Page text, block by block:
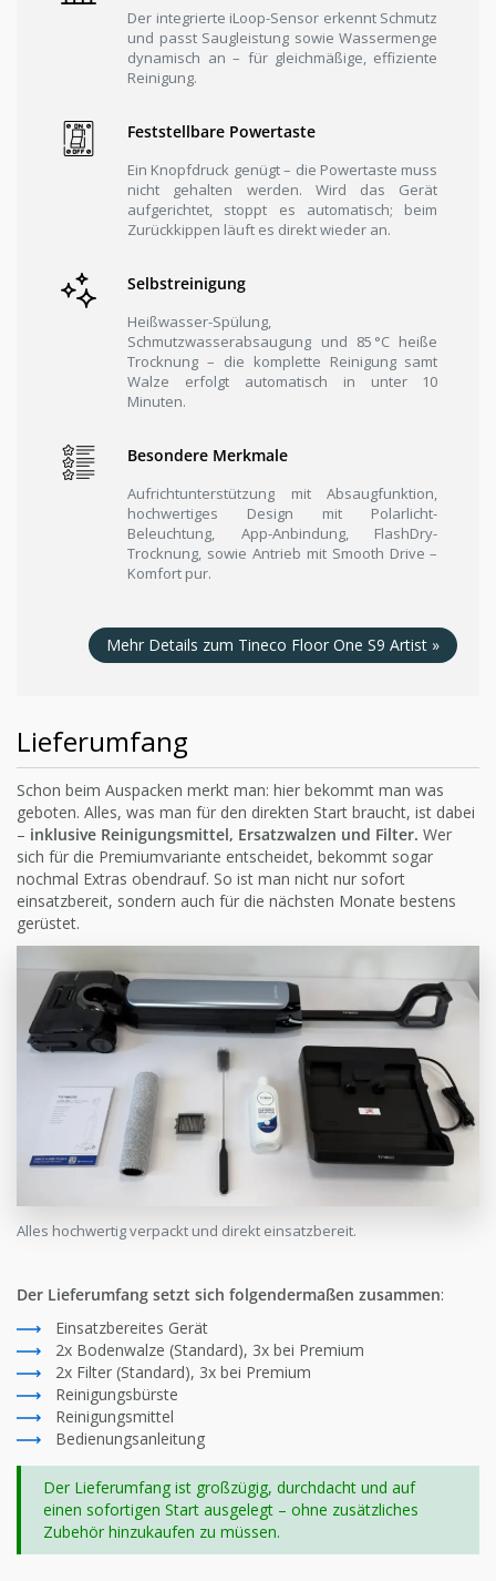
Der integrierte iLoop-Sensor erkennt Schmutz
und passt Saugleistung sowie Wassermenge
dynamisch an – für gleichmäßige, effiziente
Reinigung.
Feststellbare Powertaste
Ein Knopfdruck genügt – die Powertaste muss
nicht gehalten werden. Wird das Gerät
aufgerichtet, stoppt es automatisch; beim
Zurückkippen läuft es direkt wieder an.
Selbstreinigung
Heißwasser-Spülung,
Schmutzwasserabsaugung und 85 °C heiße
Trocknung – die komplette Reinigung samt
Walze erfolgt automatisch in unter 10
Minuten.
Besondere Merkmale
Aufrichtunterstützung mit Absaugfunktion,
hochwertiges Design mit Polarlicht-
Beleuchtung, App-Anbindung, FlashDry-
Trocknung, sowie Antrieb mit Smooth Drive –
Komfort pur.
Mehr Details zum Tineco Floor One S9 Artist »
Lieferumfang
Schon beim Auspacken merkt man: hier bekommt man was
geboten. Alles, was man für den direkten Start braucht, ist dabei
– inklusive Reinigungsmittel, Ersatzwalzen und Filter. Wer
sich für die Premiumvariante entscheidet, bekommt sogar
nochmal Extras obendrauf. So ist man nicht nur sofort
einsatzbereit, sondern auch für die nächsten Monate bestens
gerüstet.
Alles hochwertig verpackt und direkt einsatzbereit.
Der Lieferumfang setzt sich folgendermaßen zusammen:
Einsatzbereites Gerät
2x Bodenwalze (Standard), 3x bei Premium
2x Filter (Standard), 3x bei Premium
Reinigungsbürste
Reinigungsmittel
Bedienungsanleitung
Der Lieferumfang ist großzügig, durchdacht und auf
einen sofortigen Start ausgelegt – ohne zusätzliches
Zubehör hinzukaufen zu müssen.